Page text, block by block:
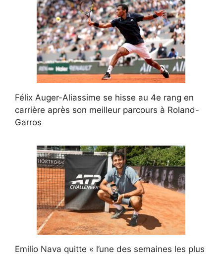
Félix Auger-Aliassime se hisse au 4e rang en
carrière après son meilleur parcours à Roland-
Garros
Emilio Nava quitte « l’une des semaines les plus